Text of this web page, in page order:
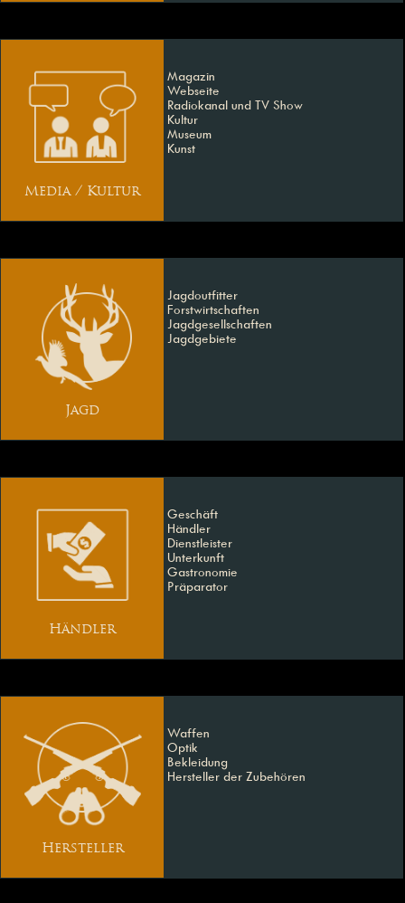
Media / Kultur
Magazin
Webseite
Radiokanal und TV Show
Kultur
Museum
Kunst
Jagd
Jagdoutfitter
Forstwirtschaften
Jagdgesellschaften
Jagdgebiete
Händler
Geschäft
Händler
Dienstleister
Unterkunft
Gastronomie
Präparator
Hersteller
Waffen
Optik
Bekleidung
Hersteller der Zubehören